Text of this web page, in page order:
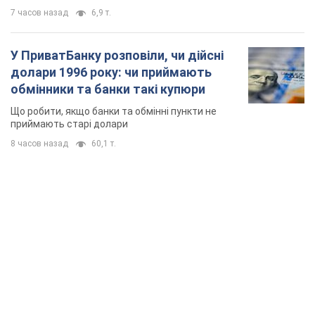
7 часов назад 6,9 т.
У ПриватБанку розповіли, чи дійсні
долари 1996 року: чи приймають
обмінники та банки такі купюри
Що робити, якщо банки та обмінні пункти не
приймають старі долари
8 часов назад 60,1 т.